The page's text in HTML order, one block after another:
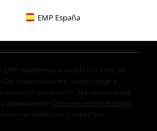
EMP España
EMP Newslettru a souhlasím s tím, že
zpracovávat mé osobní údaje a
o svých produktech. Mé osobní údaje
ustanoveními
Ochrana osobních údajů
na odhlašovací odkaz/link.